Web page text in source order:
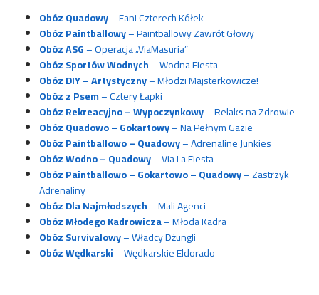
Obóz Quadowy– Fani Czterech Kółek
Obóz Paintballowy– Paintballowy Zawrót Głowy
Obóz ASG– Operacja „ViaMasuria”
Obóz Sportów Wodnych– Wodna Fiesta
Obóz DIY – Artystyczny– Młodzi Majsterkowicze!
Obóz z Psem– Cztery Łapki
Obóz Rekreacyjno – Wypoczynkowy– Relaks na Zdrowie
Obóz Quadowo – Gokartowy– Na Pełnym Gazie
Obóz Paintballowo – Quadowy– Adrenaline Junkies
Obóz Wodno – Quadowy– Via La Fiesta
Obóz Paintballowo – Gokartowo – Quadowy– Zastrzyk
Adrenaliny
Obóz Dla Najmłodszych– Mali Agenci
Obóz Młodego Kadrowicza– Młoda Kadra
Obóz Survivalowy– Władcy Dżungli
Obóz Wędkarski– Wędkarskie Eldorado